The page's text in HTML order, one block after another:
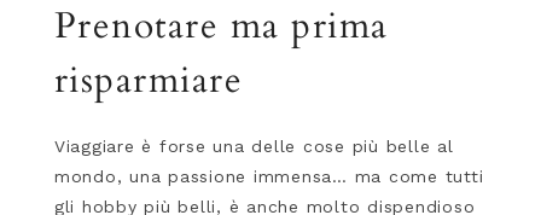
Prenotare ma prima
risparmiare
Viaggiare è forse una delle cose più belle al
mondo, una passione immensa… ma come tutti
gli hobby più belli, è anche molto dispendioso